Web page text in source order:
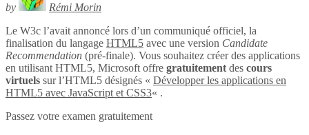
by
Rémi Morin
Le W3c l’avait annoncé lors d’un communiqué officiel, la
finalisation du langage HTML5 avec une version Candidate
Recommendation (pré-finale). Vous souhaitez créer des applications
en utilisant HTML5, Microsoft offre gratuitement des cours
virtuels sur l’HTML5 désignés « Développer les applications en
HTML5 avec JavaScript et CSS3« .
Passez votre examen gratuitement